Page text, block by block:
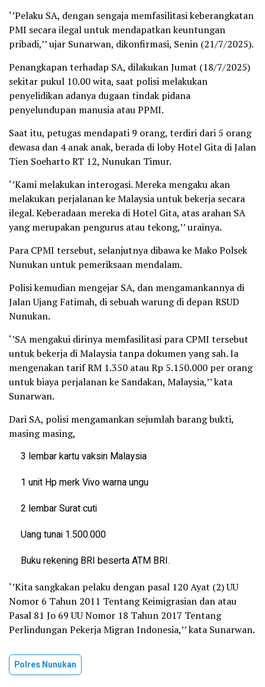
‘’Pelaku SA, dengan sengaja memfasilitasi keberangkatan
PMI secara ilegal untuk mendapatkan keuntungan
pribadi,’’ ujar Sunarwan, dikonfirmasi, Senin (21/7/2025).
Penangkapan terhadap SA, dilakukan Jumat (18/7/2025)
sekitar pukul 10.00 wita, saat polisi melakukan
penyelidikan adanya dugaan tindak pidana
penyelundupan manusia atau PPMI.
Saat itu, petugas mendapati 9 orang, terdiri dari 5 orang
dewasa dan 4 anak anak, berada di loby Hotel Gita di Jalan
Tien Soeharto RT 12, Nunukan Timur.
‘’Kami melakukan interogasi. Mereka mengaku akan
melakukan perjalanan ke Malaysia untuk bekerja secara
ilegal. Keberadaan mereka di Hotel Gita, atas arahan SA
yang merupakan pengurus atau tekong,’’ urainya.
Para CPMI tersebut, selanjutnya dibawa ke Mako Polsek
Nunukan untuk pemeriksaan mendalam.
Polisi kemudian mengejar SA, dan mengamankannya di
Jalan Ujang Fatimah, di sebuah warung di depan RSUD
Nunukan.
‘’SA mengakui dirinya memfasilitasi para CPMI tersebut
untuk bekerja di Malaysia tanpa dokumen yang sah. Ia
mengenakan tarif RM 1.350 atau Rp 5.150.000 per orang
untuk biaya perjalanan ke Sandakan, Malaysia,’’ kata
Sunarwan.
Dari SA, polisi mengamankan sejumlah barang bukti,
masing masing,
3 lembar kartu vaksin Malaysia
1 unit Hp merk Vivo warna ungu
2 lembar Surat cuti
Uang tunai 1.500.000
Buku rekening BRI beserta ATM BRI.
‘’Kita sangkakan pelaku dengan pasal 120 Ayat (2) UU
Nomor 6 Tahun 2011 Tentang Keimigrasian dan atau
Pasal 81 Jo 69 UU Nomor 18 Tahun 2017 Tentang
Perlindungan Pekerja Migran Indonesia,’’ kata Sunarwan.
Polres Nunukan